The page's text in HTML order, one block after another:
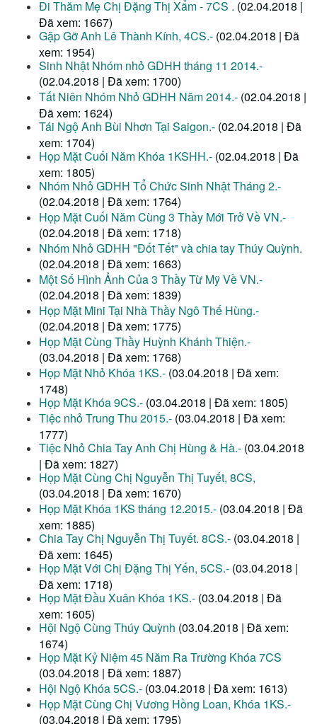
Đi Thăm Mẹ Chị Đặng Thị Xẩm - 7CS . (02.04.2018 |
Đã xem: 1667)
Gặp Gỡ Anh Lê Thành Kính, 4CS.- (02.04.2018 | Đã
xem: 1954)
Sinh Nhật Nhóm nhỏ GDHH tháng 11 2014.-
(02.04.2018 | Đã xem: 1700)
Tất Niên Nhóm Nhỏ GDHH Năm 2014.- (02.04.2018 |
Đã xem: 1624)
Tái Ngộ Anh Bùi Nhơn Tại Saigon.- (02.04.2018 | Đã
xem: 1704)
Họp Mặt Cuối Năm Khóa 1KSHH.- (02.04.2018 | Đã
xem: 1805)
Nhóm Nhỏ GDHH Tổ Chức Sinh Nhật Tháng 2.-
(02.04.2018 | Đã xem: 1764)
Họp Mặt Cuối Năm Cùng 3 Thầy Mới Trở Về VN.-
(02.04.2018 | Đã xem: 1718)
Nhóm Nhỏ GDHH "Đốt Tết" và chia tay Thúy Quỳnh.
(02.04.2018 | Đã xem: 1663)
Một Số Hình Ảnh Của 3 Thầy Từ Mỹ Về VN.-
(02.04.2018 | Đã xem: 1839)
Họp Mặt Mini Tại Nhà Thầy Ngô Thế Hùng.-
(02.04.2018 | Đã xem: 1775)
Họp Mặt Cùng Thầy Huỳnh Khánh Thiện.-
(03.04.2018 | Đã xem: 1768)
Họp Mặt Nhỏ Khóa 1KS.- (03.04.2018 | Đã xem:
1748)
Họp Mặt Khóa 9CS.- (03.04.2018 | Đã xem: 1805)
Tiệc nhỏ Trung Thu 2015.- (03.04.2018 | Đã xem:
1777)
Tiệc Nhỏ Chia Tay Anh Chị Hùng & Hà.- (03.04.2018
| Đã xem: 1827)
Họp Mặt Cùng Chị Nguyễn Thị Tuyết, 8CS,
(03.04.2018 | Đã xem: 1670)
Họp Mặt Khóa 1KS tháng 12.2015.- (03.04.2018 | Đã
xem: 1885)
Chia Tay Chị Nguyễn Thị Tuyết. 8CS.- (03.04.2018 |
Đã xem: 1645)
Họp Mặt Với Chị Đặng Thị Yến, 5CS.- (03.04.2018 |
Đã xem: 1718)
Họp Mặt Đầu Xuân Khóa 1KS.- (03.04.2018 | Đã
xem: 1605)
Hội Ngộ Cùng Thúy Quỳnh (03.04.2018 | Đã xem:
1674)
Họp Mặt Kỷ Niệm 45 Năm Ra Trường Khóa 7CS
(03.04.2018 | Đã xem: 1887)
Hội Ngộ Khóa 5CS.- (03.04.2018 | Đã xem: 1613)
Họp Mặt Cùng Chị Vương Hồng Loan, Khóa 1KS.-
(03.04.2018 | Đã xem: 1795)